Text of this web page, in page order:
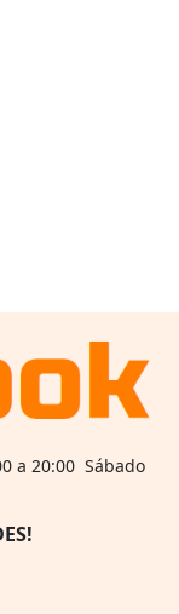
a 20:00 Sábado